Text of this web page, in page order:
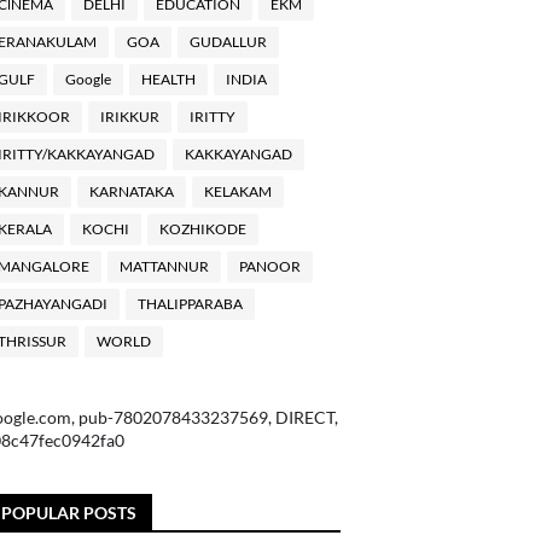
DELHI EDUCATION EKM
GOA GUDALLUR
Google HEALTH INDIA
IRIKKUR IRITTY
KAKKAYANGAD KAKKAYANGAD
KARNATAKA KELAKAM
KOCHI KOZHIKODE
MATTANNUR PANOOR
THALIPPARABA
WORLD
pub-7802078433237569, DIRECT,
POPULAR POSTS